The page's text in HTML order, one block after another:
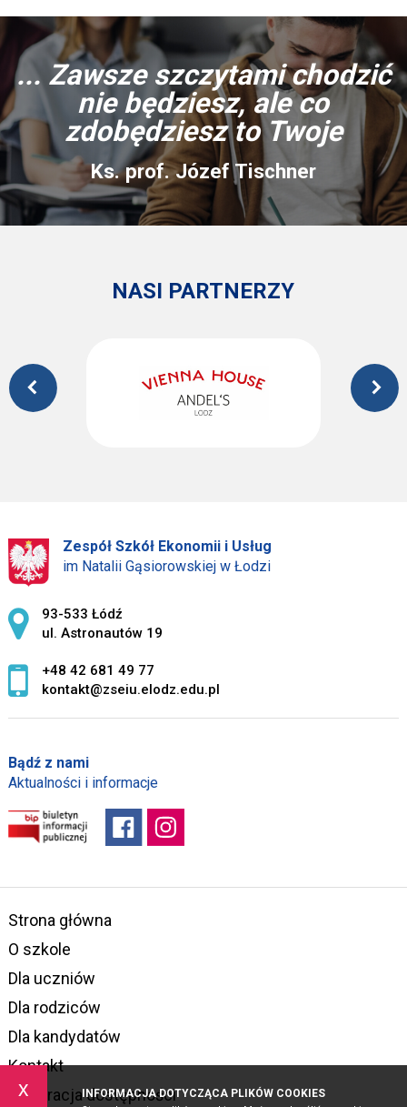
x INFORMACJA DOTYCZĄCA PLIKÓW COOKIES
... Zawsze szczytami chodzić
nie będziesz, ale co
zdobędziesz to Twoje
Ks. prof. Józef Tischner
NASI PARTNERZY
Zespół Szkół Ekonomii i Usług
im Natalii Gąsiorowskiej w Łodzi
Adres pocztowy:
93-533 Łódź
ul. Astronautów 19
+48 42 681 49 77
kontakt@zseiu.elodz.edu.pl
Bądź z nami
Aktualności i informacje
Strona główna
O szkole
Dla uczniów
Dla rodziców
Dla kandydatów
Kontakt
Deklaracja dostępności